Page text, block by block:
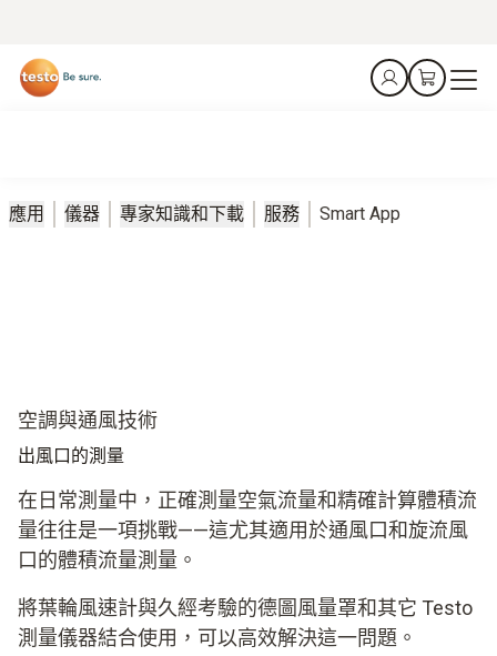
應用 儀器 專家知識和下載 服務 Smart App
空調與通風技術
出風口的測量
在日常測量中，正確測量空氣流量和精確計算體積流
量往往是一項挑戰——這尤其適用於通風口和旋流風
口的體積流量測量。
將葉輪風速計與久經考驗的德圖風量罩和其它 Testo
測量儀器結合使用，可以高效解決這一問題。